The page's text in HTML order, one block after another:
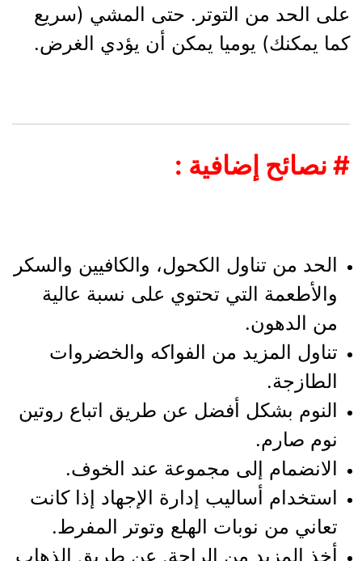
على الحد من التوتر. حتى المشي (سريع
كما يمكنك) يوميا يمكن أن يؤدي الغرض.
# نصائح إضافية :
الحد من تناول الكحول، والكافيين والسكر
والأطعمة التي تحتوي على نسبة عالية
من الدهون.
تناول المزيد من الفواكه والخضروات
الطازجة.
النوم بشكل أفضل عن طريق اتباع روتين
نوم صارم.
الانضمام إلى مجموعة عند الخوف.
استخدام أساليب إدارة الإجهاد إذا كانت
تعاني من نوبات الهلع وتوتر المفرط.
أخذ المزيد من الراحة. عن طريق الذهاب